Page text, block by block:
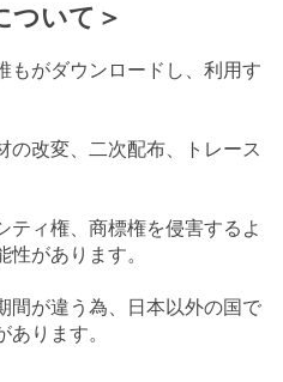
ついて＞
もがダウンロードし、利用す
の改変、二次配布、トレース
ティ権、商標権を侵害するよ
性があります。
間が違う為、日本以外の国で
ります。